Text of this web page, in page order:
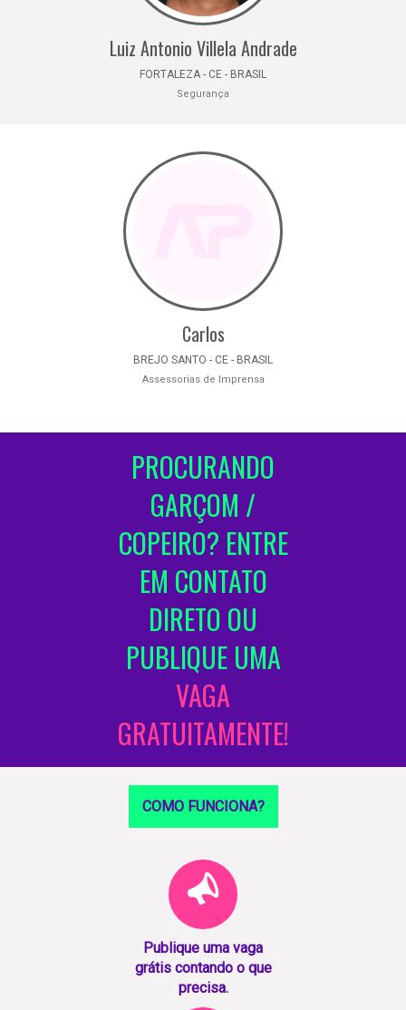
Luiz Antonio Villela Andrade
FORTALEZA - CE - BRASIL
Segurança
Carlos
BREJO SANTO - CE - BRASIL
Assessorias de Imprensa
PROCURANDO
GARÇOM /
COPEIRO? ENTRE
EM CONTATO
DIRETO OU
PUBLIQUE UMA
VAGA
GRATUITAMENTE!
COMO FUNCIONA?
Publique uma vaga
grátis contando o que
precisa.